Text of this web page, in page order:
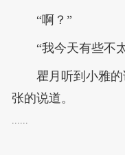
“啊？”
“我今天有些不
瞿月听到小雅
张的说道。
......